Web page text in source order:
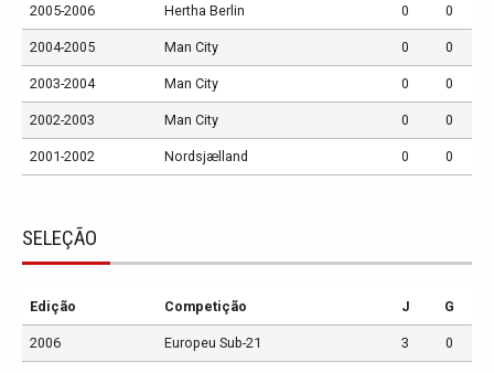
2005-2006 Hertha Berlin 0 0
2004-2005 Man City 0 0
2003-2004 Man City 0 0
2002-2003 Man City 0 0
2001-2002 Nordsjælland 0 0
SELEÇÃO
Edição Competição J G
2006 Europeu Sub-21 3 0